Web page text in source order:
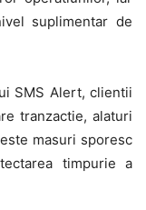
suplimentar de
SMS Alert, clientii
tranzactie, alaturi
masuri sporesc
timpurie a